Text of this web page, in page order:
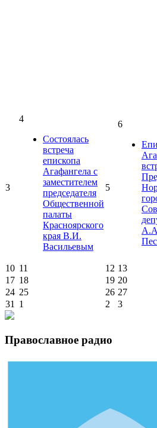
3
4
Состоялась
встреча
епископа
Агафангела с
заместителем
председателя
Общественной
палаты
Красноярского
края В.И.
Васильевым
5
6
10 11 12 13
17 18 19 20
24 25 26 27
31 1 2 3
Православное радио